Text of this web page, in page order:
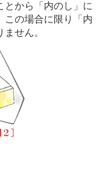
とから「内のし」に
この場合に限り「内
せん。